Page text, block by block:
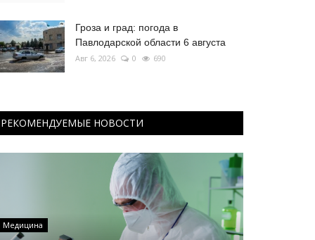
Гроза и град: погода в
Павлодарской области 6 августа
Авг 6, 2026 0 690
РЕКОМЕНДУЕМЫЕ НОВОСТИ
Медицина